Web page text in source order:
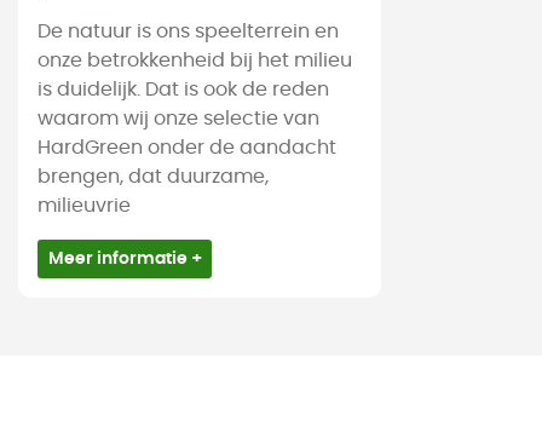
De natuur is ons speelterrein en
onze betrokkenheid bij het milieu
is duidelijk. Dat is ook de reden
waarom wij onze selectie van
HardGreen onder de aandacht
brengen, dat duurzame,
milieuvrie
Meer informatie +